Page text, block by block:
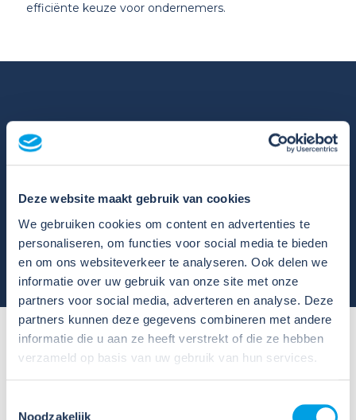
Deze website maakt gebruik van cookies
We gebruiken cookies om content en advertenties te
personaliseren, om functies voor social media te bieden
en om ons websiteverkeer te analyseren. Ook delen we
informatie over uw gebruik van onze site met onze
partners voor social media, adverteren en analyse. Deze
partners kunnen deze gegevens combineren met andere
informatie die u aan ze heeft verstrekt of die ze hebben
verzameld op basis van uw gebruik van hun services.
Noodzakelijk
efficiënte keuze voor ondernemers.
Meer weten over branche
RI&E?
Contact
De voordelen van een